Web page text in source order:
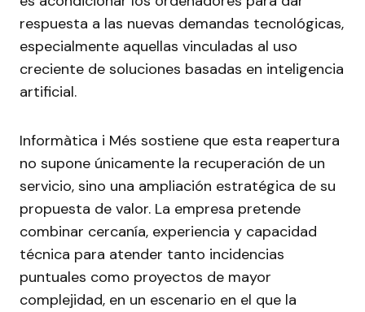
respuesta a las nuevas demandas tecnológicas,
especialmente aquellas vinculadas al uso
creciente de soluciones basadas en inteligencia
artificial.
Informàtica i Més sostiene que esta reapertura
no supone únicamente la recuperación de un
servicio, sino una ampliación estratégica de su
propuesta de valor. La empresa pretende
combinar cercanía, experiencia y capacidad
técnica para atender tanto incidencias
puntuales como proyectos de mayor
complejidad, en un escenario en el que la